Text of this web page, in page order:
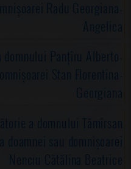
Radu Georgiana-
Angelica
domnului Panțîru Alberto-
Stan Florentina-
Georgiana
a domnului Tămîrsan
doamnei sau domnișoarei
Nenciu Cătălina Beatrice